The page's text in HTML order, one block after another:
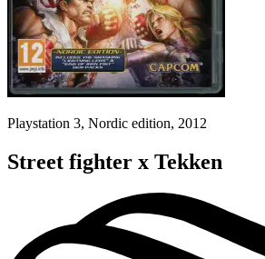
Playstation 3, Nordic edition, 2012
Street fighter x Tekken